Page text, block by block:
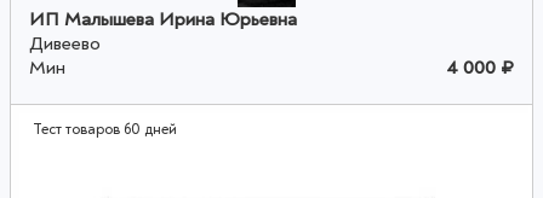
ИП Малышева Ирина Юрьевна
Дивеево
Мин
4 000 ₽
Тест товаров 60 дней